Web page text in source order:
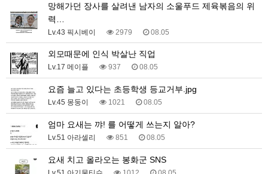
망해가던 장사를 살려낸 남자의 소울푸드 제육볶음의 위
력…
Lv.43 픽시베이 2979 08.05
외모때문에 인식 박살난 직업
Lv.17 메이플 937 08.05
요즘 늘고 있다는 초등학생 등교거부.jpg
Lv.45 몽둥이 1021 08.05
엄마 요새는 꺄! 를 어떻게 쓰는지 알아?
Lv.51 아라셀리 851 08.05
요새 치고 올라오는 봉화군 SNS